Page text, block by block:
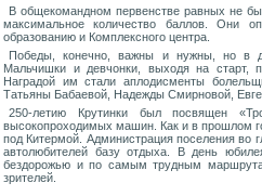
В общекомандном первенстве равных не
максимальное количество баллов. Они
образованию и Комплексного центра.
Победы, конечно, важны и нужны, но в
Мальчишки и девчонки, выходя на старт,
Наградой им стали аплодисменты
Татьяны Бабаевой, Надежды Смирновой,
250-летию Крутинки был посвящен
высокопроходимых машин. Как и в прошлом
под Китермой. Администрация поселения во
автолюбителей базу отдыха. В день
бездорожью и по самым трудным
зрителей.